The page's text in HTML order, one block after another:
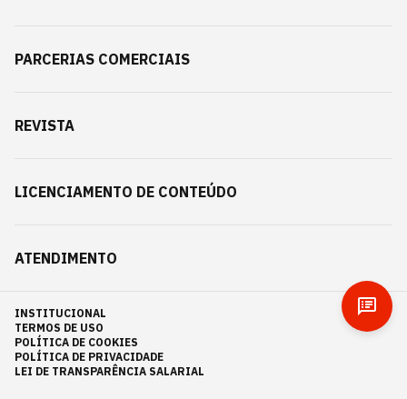
PARCERIAS COMERCIAIS
REVISTA
LICENCIAMENTO DE CONTEÚDO
ATENDIMENTO
INSTITUCIONAL
TERMOS DE USO
POLÍTICA DE COOKIES
POLÍTICA DE PRIVACIDADE
LEI DE TRANSPARÊNCIA SALARIAL